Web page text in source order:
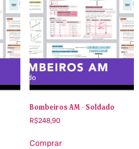
Bombeiros AM - Soldado
R$248,90
Comprar